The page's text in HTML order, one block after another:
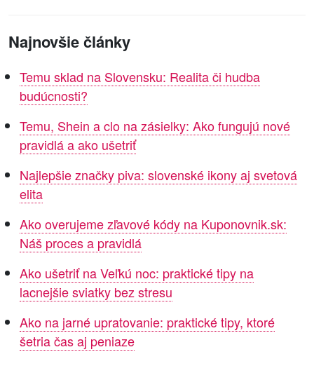
Najnovšie články
Temu sklad na Slovensku: Realita či hudba
budúcnosti?
Temu, Shein a clo na zásielky: Ako fungujú nové
pravidlá a ako ušetriť
Najlepšie značky piva: slovenské ikony aj svetová
elita
Ako overujeme zľavové kódy na Kuponovnik.sk:
Náš proces a pravidlá
Ako ušetriť na Veľkú noc: praktické tipy na
lacnejšie sviatky bez stresu
Ako na jarné upratovanie: praktické tipy, ktoré
šetria čas aj peniaze